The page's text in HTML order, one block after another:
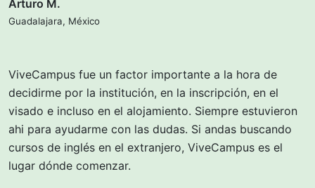
Arturo M.
Guadalajara, México
ViveCampus fue un factor importante a la hora de
decidirme por la institución, en la inscripción, en el
visado e incluso en el alojamiento. Siempre estuvieron
ahi para ayudarme con las dudas. Si andas buscando
cursos de inglés en el extranjero, ViveCampus es el
lugar dónde comenzar.